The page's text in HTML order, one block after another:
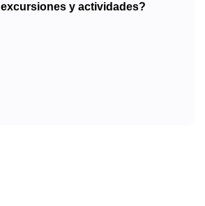
excursiones y actividades?